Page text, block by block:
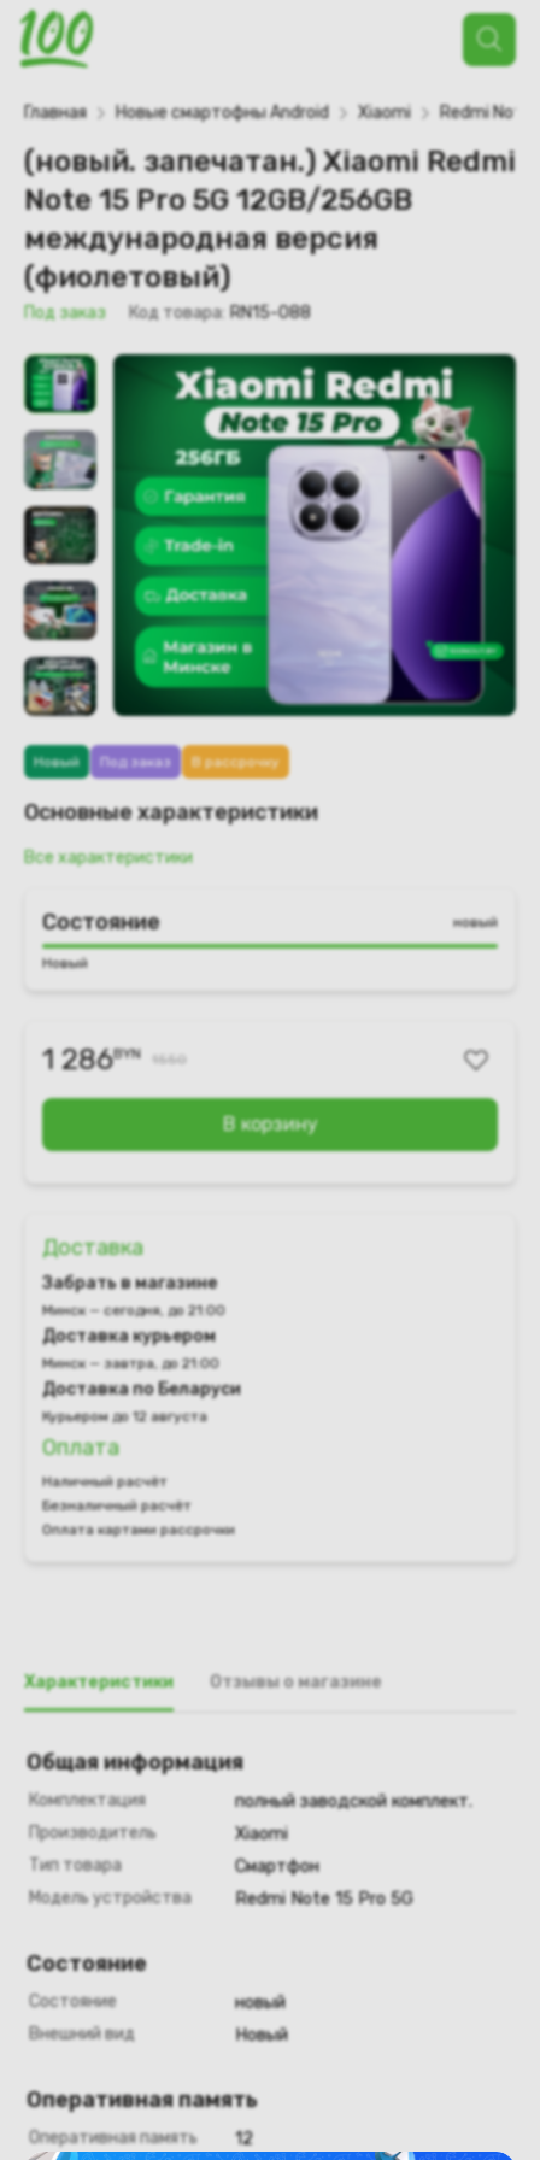
Поиск
товаров
Главная Новые смартофны Android Xiaomi Redmi Note
(новый. запечатан.) Xiaomi Redmi
Note 15 Pro 5G 12GB/256GB
международная версия
(фиолетовый)
Под заказ Код товара: RN15-088
Новый Под заказ В рассрочку
Основные характеристики
Все характеристики
Состояние новый
Новый
1 286BYN 1550
В корзину
Доставка
Забрать в магазине
Минск — сегодня, до 21:00
Доставка курьером
Минск — завтра, до 21:00
Доставка по Беларуси
Курьером до 12 августа
Оплата
Наличный расчёт
Безналичный расчёт
Оплата картами рассрочки
Характеристики Отзывы о магазине
Общая информация
Комплектация
полный заводской комплект.
Производитель
Xiaomi
Тип товара
Смартфон
Модель устройства
Redmi Note 15 Pro 5G
Состояние
Состояние
новый
Внешний вид
Новый
Оперативная память
Оперативная память 12